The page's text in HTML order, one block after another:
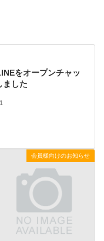
をオープンチャッ
ました
会員様向けのお知らせ